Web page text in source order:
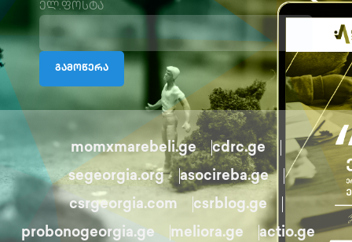
ელ.ფოსტა
გამოწერა
momxmarebeli.ge
cdrc.ge
segeorgia.org
asocireba.ge
csrgeorgia.com
csrblog.ge
probonogeorgia.ge
meliora.ge actio.ge